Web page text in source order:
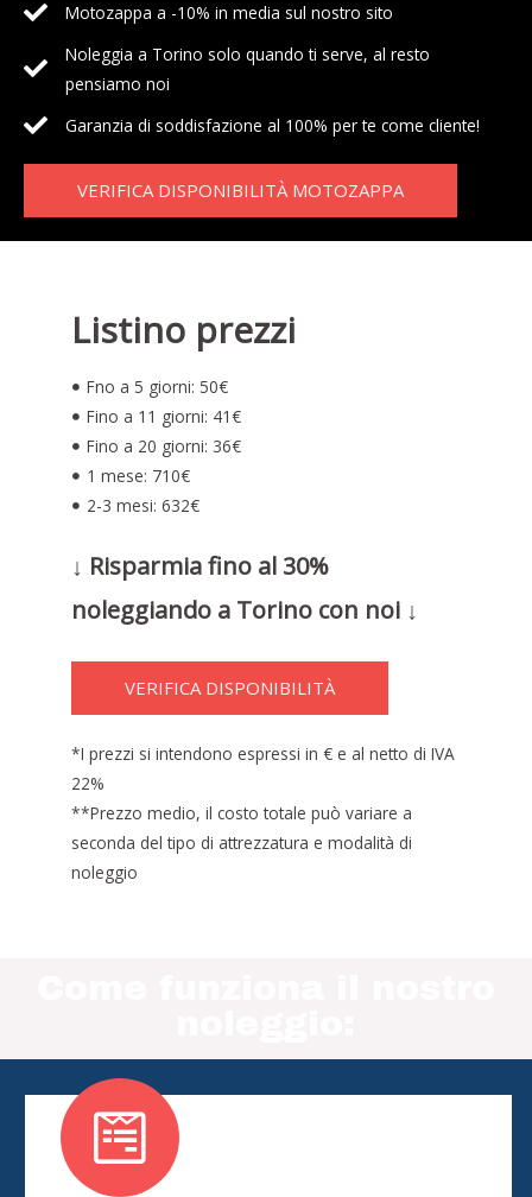
Motozappa a -10% in media sul nostro sito
Noleggia a Torino solo quando ti serve, al resto
pensiamo noi
Garanzia di soddisfazione al 100% per te come cliente!
VERIFICA DISPONIBILITÀ MOTOZAPPA
Listino prezzi
Fno a 5 giorni: 50€
Fino a 11 giorni: 41€
Fino a 20 giorni: 36€
1 mese: 710€
2-3 mesi: 632€
↓ Risparmia fino al 30%
noleggiando a Torino con noi ↓
VERIFICA DISPONIBILITÀ
*I prezzi si intendono espressi in € e al netto di IVA
22%
**Prezzo medio, il costo totale può variare a
seconda del tipo di attrezzatura e modalità di
noleggio